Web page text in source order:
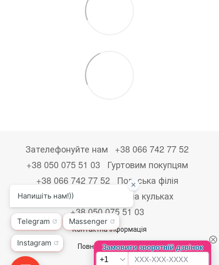
Зателефонуйте нам
+38 066 742 77 52
+38 050 075 51 03
Гуртовим покупцям
+38 066 742 77 52
Польська філія
+48533867723
Друк на кульках
+38 050 075 51 03
Контактна інформація
Повна версія сайту
© 2026